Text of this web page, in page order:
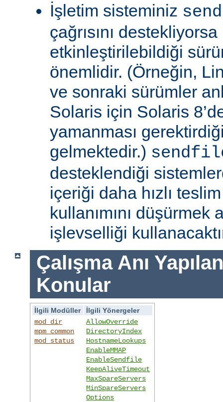
İşletim sisteminiz
çağrısını
etkinleştirilebildiği
önemlidir. (Örneğin,
ve sonraki sürümler
Solaris için Solaris
yamanması
gelmektedir.)
desteklendiği
içeriği daha hızlı
kullanımını düşürmek
işlevselliği
Çalışma Anı
Konular
İlgili Modüller
İlgili Yönergeler
mod_dir
mpm_common
mod_status
AllowOverride
DirectoryIndex
HostnameLookups
EnableMMAP
EnableSendfile
KeepAliveTimeout
MaxSpareServers
MinSpareServers
Options